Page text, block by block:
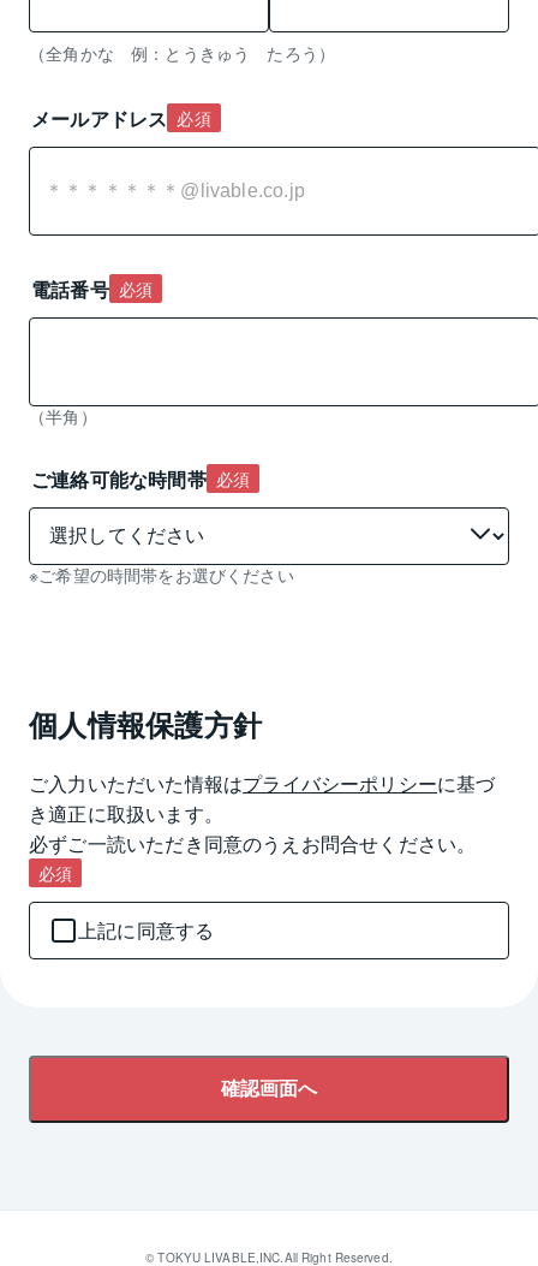
（全角かな　例：とうきゅう　たろう）
メールアドレス 必須
電話番号 必須
（半角）
ご連絡可能な時間帯 必須
※ご希望の時間帯をお選びください
個人情報保護方針
ご入力いただいた情報はプライバシーポリシーに基づ
き適正に取扱います。
必ずご一読いただき同意のうえお問合せください。
必須
上記に同意する
確認画面へ
© TOKYU LIVABLE,INC.All Right Reserved.